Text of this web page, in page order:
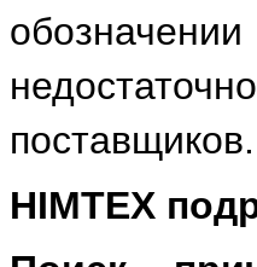
поставщиков.
HIMTEX